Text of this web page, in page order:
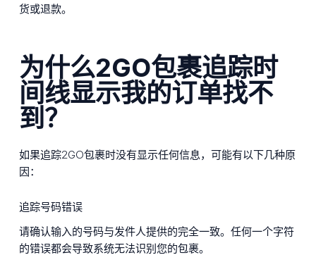
货或退款。
为什么2GO包裹追踪时
间线显示我的订单找不
到？
如果追踪2GO包裹时没有显示任何信息，可能有以下几种原
因：
追踪号码错误
请确认输入的号码与发件人提供的完全一致。任何一个字符
的错误都会导致系统无法识别您的包裹。